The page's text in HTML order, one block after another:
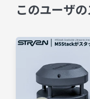
このユーザ